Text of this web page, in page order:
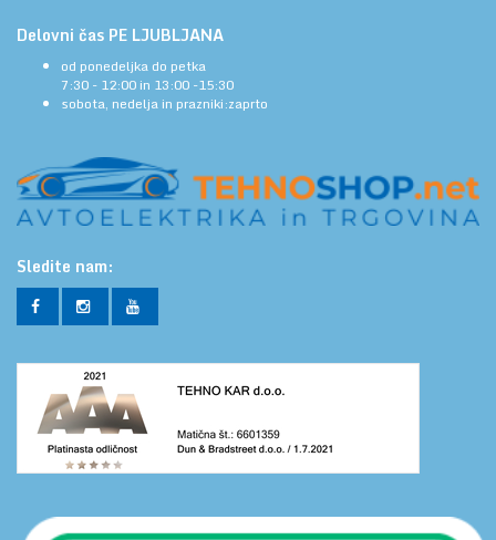
Delovni čas PE LJUBLJANA
od ponedeljka do petka
7:30 - 12:00 in 13:00 -15:30
sobota, nedelja in prazniki:zaprto
Sledite nam: